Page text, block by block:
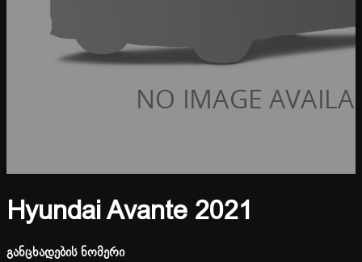
Hyundai Avante 2021
განცხადების ნომერი